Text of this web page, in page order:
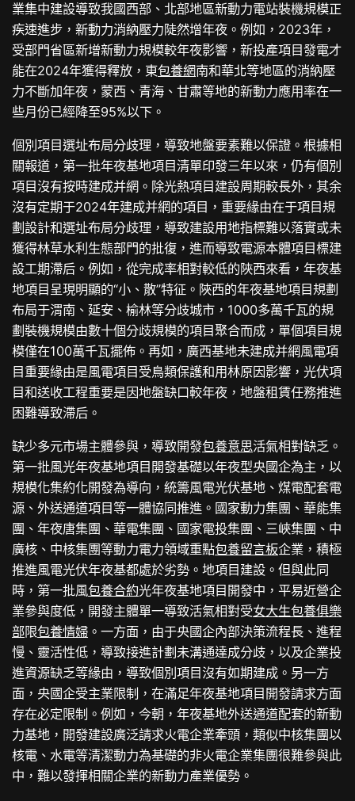
業集中建設導致我國西部、北部地區新動力電站裝機規模正
疾速進步，新動力消納壓力陡然增年夜。例如，2023年，
受部門省區新增新動力規模較年夜影響，新投產項目發電才
能在2024年獲得釋放，東包養網南和華北等地區的消納壓
力不斷加年夜，蒙西、青海、甘肅等地的新動力應用率在一
些月份已經降至95%以下。
個別項目選址布局分歧理，導致地盤要素難以保證。根據相
關報道，第一批年夜基地項目清單印發三年以來，仍有個別
項目沒有按時建成并網。除光熱項目建設周期較長外，其余
沒有定期于2024年建成并網的項目，重要緣由在于項目規
劃設計和選址布局分歧理，導致建設用地指標難以落實或未
獲得林草水利生態部門的批復，進而導致電源本體項目標建
設工期滯后。例如，從完成率相對較低的陜西來看，年夜基
地項目呈現明顯的“小、散”特征。陜西的年夜基地項目規劃
布局于渭南、延安、榆林等分歧城市，1000多萬千瓦的規
劃裝機規模由數十個分歧規模的項目聚合而成，單個項目規
模僅在100萬千瓦擺佈。再如，廣西基地未建成并網風電項
目重要緣由是風電項目受鳥類保護和用林原因影響，光伏項
目和送收工程重要是因地盤缺口較年夜，地盤租賃任務推進
困難導致滯后。
缺少多元市場主體參與，導致開發包養意思活氣相對缺乏。
第一批風光年夜基地項目開發基礎以年夜型央國企為主，以
規模化集約化開發為導向，統籌風電光伏基地、煤電配套電
源、外送通道項目等一體協同推進。國家動力集團、華能集
團、年夜唐集團、華電集團、國家電投集團、三峽集團、中
廣核、中核集團等動力電力領域重點包養留言板企業，積極
推進風電光伏年夜基都處於劣勢。地項目建設。但與此同
時，第一批風包養合約光年夜基地項目開發中，平易近營企
業參與度低，開發主體單一導致活氣相對受女大生包養俱樂
部限包養情婦 。一方面，由于央國企內部決策流程長、進程
慢、靈活性低，導致接進計劃未溝通達成分歧，以及企業投
進資源缺乏等緣由，導致個別項目沒有如期建成。另一方
面，央國企受主業限制，在滿足年夜基地項目開發請求方面
存在必定限制。例如，今朝，年夜基地外送通道配套的新動
力基地，開發建設廣泛請求火電企業牽頭，類似中核集團以
核電、水電等清潔動力為基礎的非火電企業集團很難參與此
中，難以發揮相關企業的新動力產業優勢。